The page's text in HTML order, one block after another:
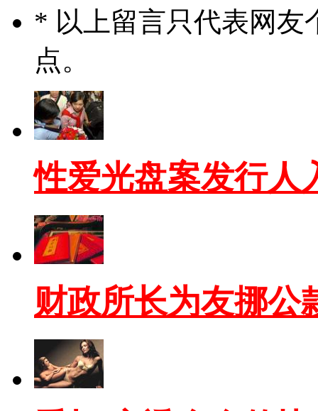
* 以上留言只代表网友
点。
性爱光盘案发行人
财政所长为友挪公